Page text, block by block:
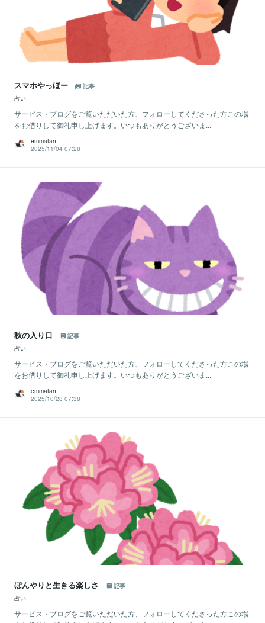
スマホやっほー
記事
占い
サービス・ブログをご覧いただいた方、フォローしてくださった方この場
をお借りして御礼申し上げます。いつもありがとうございま...
emmatan
2025/11/04 07:28
秋の入り口
記事
占い
サービス・ブログをご覧いただいた方、フォローしてくださった方この場
をお借りして御礼申し上げます。いつもありがとうございま...
emmatan
2025/10/28 07:38
ぼんやりと生きる楽しさ
記事
占い
サービス・ブログをご覧いただいた方、フォローしてくださった方この場